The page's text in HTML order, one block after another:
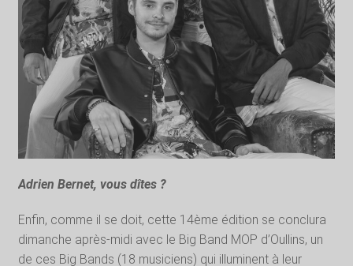
Adrien Bernet, vous dîtes ?
Enfin, comme il se doit, cette 14ème édition se conclura
dimanche après-midi avec le Big Band MOP d’Oullins, un
de ces Big Bands (18 musiciens) qui illuminent à leur